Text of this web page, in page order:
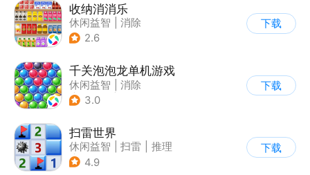
收纳消消乐
休闲益智
消除
2.6
下载
千关泡泡龙单机游戏
休闲益智
消除
| 泡泡龙
3.0
下载
扫雷世界
休闲益智 扫雷
推理
| 单机
4.9
下载